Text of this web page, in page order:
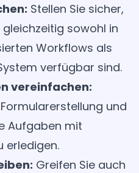
Stellen Sie sicher,
sowohl in
Workflows als
verfügbar sind.
vereinfachen:
und
Aufgaben mit
erledigen.
Greifen Sie auch